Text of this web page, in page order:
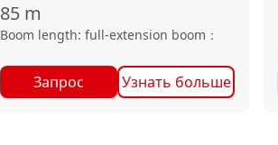
85 m
Boom length: full-extension boom ：
Запрос Узнать больше